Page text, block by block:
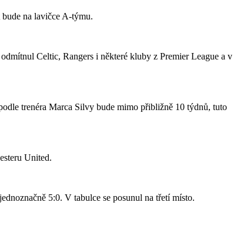
na lavičce A-týmu.
Celtic, Rangers i některé kluby z Premier League a v
trenéra Marca Silvy bude mimo přibližně 10 týdnů, tuto
United.
5:0. V tabulce se posunul na třetí místo.